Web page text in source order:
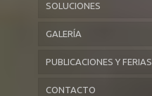
SOLUCIONES
GALERÍA
PUBLICACIONES Y FERIAS
CONTACTO